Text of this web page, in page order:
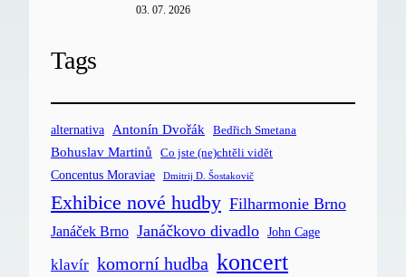
03. 07. 2026
Tags
alternativa Antonín Dvořák Bedřich Smetana
Bohuslav Martinů Co jste (ne)chtěli vidět
Concentus Moraviae Dmitrij D. Šostakovič
Exhibice nové hudby Filharmonie Brno
Janáček Brno Janáčkovo divadlo John Cage
klavír komorní hudba koncert